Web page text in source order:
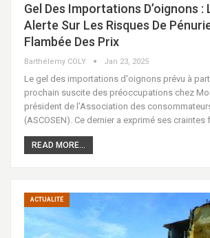
Gel Des Importations D’oignons :
Alerte Sur Les Risques De
Flambée Des Prix
Barthélemy COLY Jan 23, 2025
Le gel des importations d'oignons prévu à
prochain suscite des préoccupations chez
président de l’Association des
(ASCOSEN). Ce dernier a exprimé ses craintes
READ MORE...
ACTUALITÉ